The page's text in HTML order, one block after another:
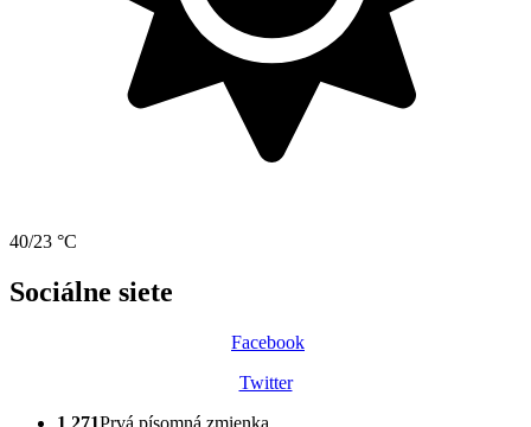
40/23 °C
Sociálne siete
Facebook
Twitter